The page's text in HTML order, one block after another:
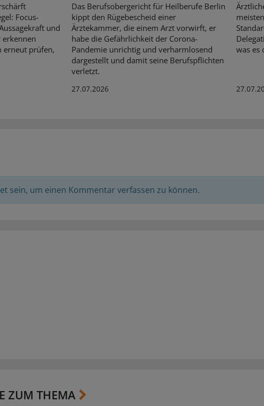
Focus-
und
erkennen
erneut prüfen,
Das Berufsobergericht für Heilberufe Berlin
kippt den Rügebescheid einer
Ärztekammer, die einem Arzt vorwirft, er
habe die Gefährlichkeit der Corona-
Pandemie unrichtig und verharmlosend
dargestellt und damit seine Berufspflichten
verletzt.
27.07.2026
was es
sein, um einen Kommentar verfassen zu können.
ZUM THEMA